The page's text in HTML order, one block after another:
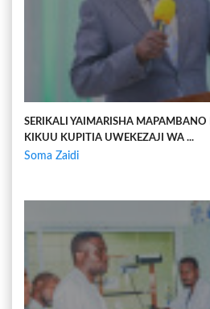
SERIKALI YAIMARISHA
KIKUU KUPITIA UWEKEZAJI WA ...
Soma Zaidi